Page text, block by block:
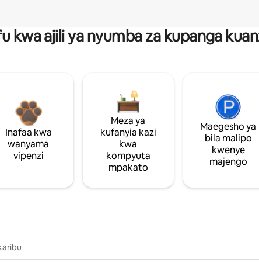
kwa ajili ya nyumba za kupanga
Inafaa kwa
wanyama
vipenzi
Meza ya
kufanyia kazi
kwa
kompyuta
mpakato
Maegesho ya
bila malipo
kwenye
majengo